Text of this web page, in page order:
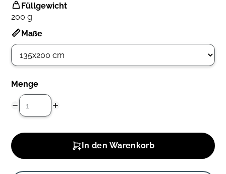
Füllgewicht
200 g
Maße
Menge
In den Warenkorb